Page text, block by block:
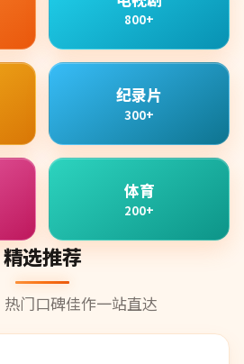
800+
纪录片
300+
体育
200+
精选推荐
门口碑佳作一站直达